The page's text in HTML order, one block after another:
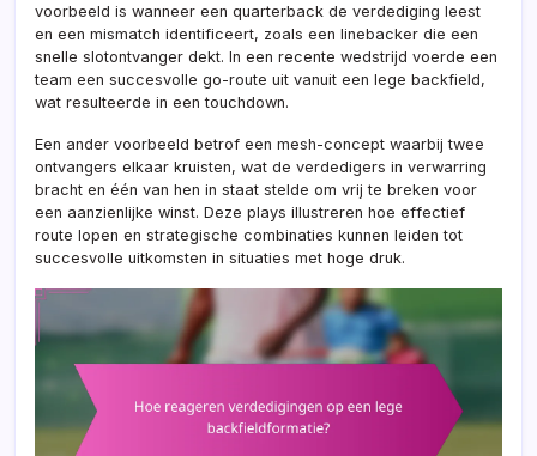
voorbeeld is wanneer een quarterback de verdediging leest
en een mismatch identificeert, zoals een linebacker die een
snelle slotontvanger dekt. In een recente wedstrijd voerde een
team een succesvolle go-route uit vanuit een lege backfield,
wat resulteerde in een touchdown.
Een ander voorbeeld betrof een mesh-concept waarbij twee
ontvangers elkaar kruisten, wat de verdedigers in verwarring
bracht en één van hen in staat stelde om vrij te breken voor
een aanzienlijke winst. Deze plays illustreren hoe effectief
route lopen en strategische combinaties kunnen leiden tot
succesvolle uitkomsten in situaties met hoge druk.